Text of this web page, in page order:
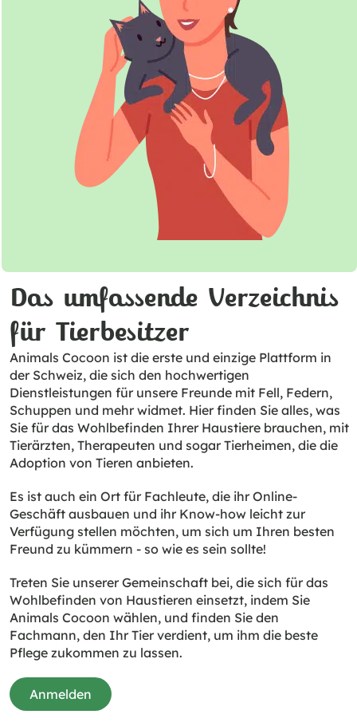
Das umfassende Verzeichnis
für Tierbesitzer
Animals Cocoon ist die erste und einzige Plattform in
der Schweiz, die sich den hochwertigen
Dienstleistungen für unsere Freunde mit Fell, Federn,
Schuppen und mehr widmet. Hier finden Sie alles, was
Sie für das Wohlbefinden Ihrer Haustiere brauchen, mit
Tierärzten, Therapeuten und sogar Tierheimen, die die
Adoption von Tieren anbieten.
Es ist auch ein Ort für Fachleute, die ihr Online-
Geschäft ausbauen und ihr Know-how leicht zur
Verfügung stellen möchten, um sich um Ihren besten
Freund zu kümmern - so wie es sein sollte!
Treten Sie unserer Gemeinschaft bei, die sich für das
Wohlbefinden von Haustieren einsetzt, indem Sie
Animals Cocoon wählen, und finden Sie den
Fachmann, den Ihr Tier verdient, um ihm die beste
Pflege zukommen zu lassen.
Anmelden